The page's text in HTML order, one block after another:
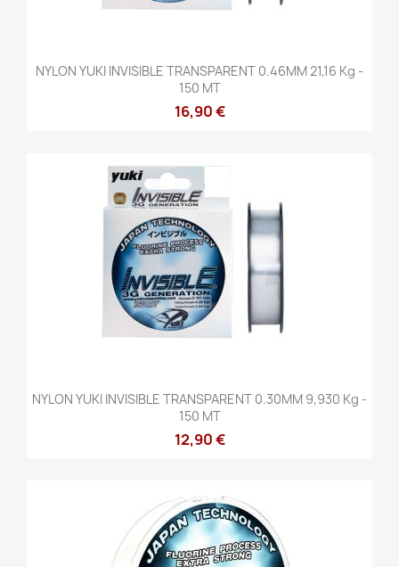
NYLON YUKI INVISIBLE TRANSPARENT 0.46MM 21,16 Kg -
150 MT
16,90 €
NYLON YUKI INVISIBLE TRANSPARENT 0.30MM 9,930 Kg -
150 MT
12,90 €